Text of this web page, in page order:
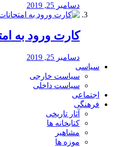
دسامبر 25, 2019
کارت ورود به
دسامبر 25, 2019
سیاسی
سیاست خارجی
سیاست داخلی
اجتماعی
فرهنگی
آثار تاریخی
کتابخانه ها
مشاهیر
موزه ها